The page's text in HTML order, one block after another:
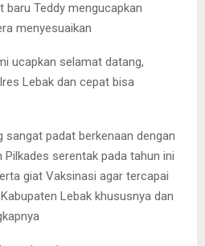
baru Teddy mengucapkan
menyesuaikan
ucapkan selamat datang,
Lebak dan cepat bisa
sangat padat berkenaan dengan
serentak pada tahun ini
giat Vaksinasi agar tercapai
Lebak khususnya dan